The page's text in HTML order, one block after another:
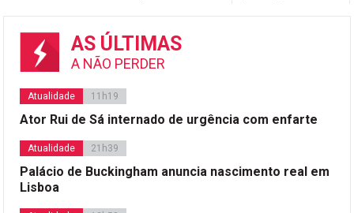
AS ÚLTIMAS
A NÃO PERDER
Atualidade 11h19
Ator Rui de Sá internado de urgência com enfarte
Atualidade 21h39
Palácio de Buckingham anuncia nascimento real em
Lisboa